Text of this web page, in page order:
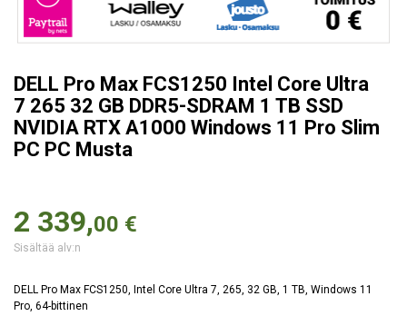
DELL Pro Max FCS1250 Intel Core Ultra
7 265 32 GB DDR5-SDRAM 1 TB SSD
NVIDIA RTX A1000 Windows 11 Pro Slim
PC PC Musta
2 339,00 €
Sisältää alv:n
DELL Pro Max FCS1250, Intel Core Ultra 7, 265, 32 GB, 1 TB, Windows 11
Pro, 64-bittinen